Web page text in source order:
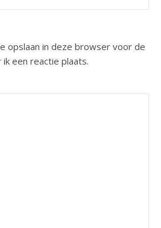
opslaan in deze browser voor de
een reactie plaats.